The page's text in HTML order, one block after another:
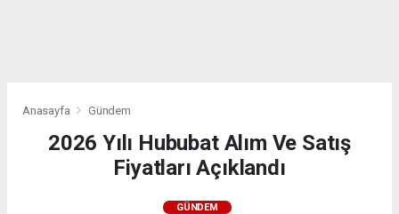
Anasayfa Gündem
2026 Yılı Hububat Alım Ve Satış
Fiyatları Açıklandı
GÜNDEM